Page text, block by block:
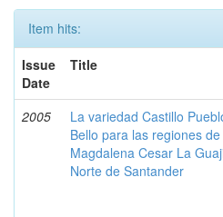
Item hits:
Issue
Date
Title
2005
La variedad Castillo
Bello para las regiones de
Magdalena Cesar La
Norte de Santander